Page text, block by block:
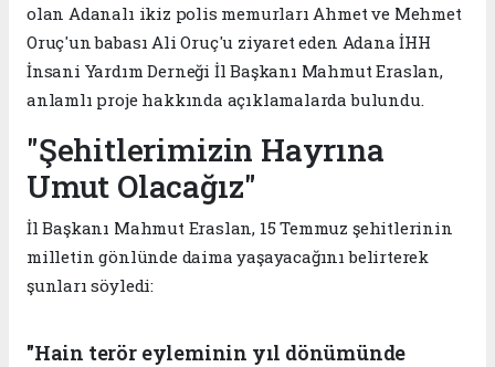
olan Adanalı ikiz polis memurları Ahmet ve Mehmet
Oruç'un babası Ali Oruç'u ziyaret eden Adana İHH
İnsani Yardım Derneği İl Başkanı Mahmut Eraslan,
anlamlı proje hakkında açıklamalarda bulundu.
"Şehitlerimizin Hayrına
Umut Olacağız"
İl Başkanı Mahmut Eraslan, 15 Temmuz şehitlerinin
milletin gönlünde daima yaşayacağını belirterek
şunları söyledi:
"Hain terör eyleminin yıl dönümünde